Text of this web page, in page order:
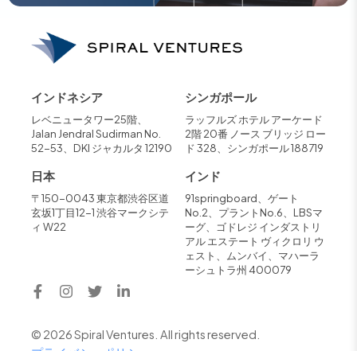
インドネシア
レベニュータワー25階、
Jalan Jendral Sudirman No.
52-53、DKI ジャカルタ 12190
シンガポール
ラッフルズ ホテル アーケード
2階 20番 ノース ブリッジ ロー
ド 328、シンガポール 188719
日本
〒150-0043 東京都渋谷区道
玄坂1丁目12-1 渋谷マークシテ
ィ W22
インド
91springboard、ゲート
No.2、プラントNo.6、LBSマ
ーグ、ゴドレジ インダストリ
アル エステート ヴィクロリ ウ
ェスト、ムンバイ、マハーラ
ーシュトラ州 400079
© 2026 Spiral Ventures. All rights reserved.